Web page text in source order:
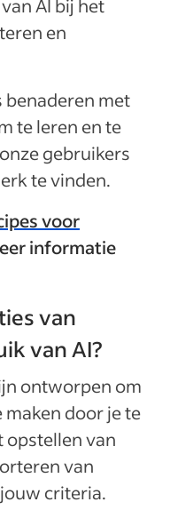
AI bij het
en
benaderen met
te leren en te
gebruikers
te vinden.
voor
informatie
van
van AI?
ontworpen om
door je te
opstellen van
van
criteria.